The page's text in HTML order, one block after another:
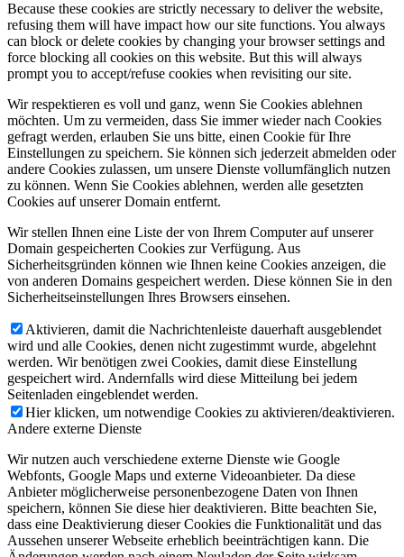
Because these cookies are strictly necessary to deliver the website,
refusing them will have impact how our site functions. You always
can block or delete cookies by changing your browser settings and
force blocking all cookies on this website. But this will always
prompt you to accept/refuse cookies when revisiting our site.
Wir respektieren es voll und ganz, wenn Sie Cookies ablehnen
möchten. Um zu vermeiden, dass Sie immer wieder nach Cookies
gefragt werden, erlauben Sie uns bitte, einen Cookie für Ihre
Einstellungen zu speichern. Sie können sich jederzeit abmelden oder
andere Cookies zulassen, um unsere Dienste vollumfänglich nutzen
zu können. Wenn Sie Cookies ablehnen, werden alle gesetzten
Cookies auf unserer Domain entfernt.
Wir stellen Ihnen eine Liste der von Ihrem Computer auf unserer
Domain gespeicherten Cookies zur Verfügung. Aus
Sicherheitsgründen können wie Ihnen keine Cookies anzeigen, die
von anderen Domains gespeichert werden. Diese können Sie in den
Sicherheitseinstellungen Ihres Browsers einsehen.
Aktivieren, damit die Nachrichtenleiste dauerhaft ausgeblendet
wird und alle Cookies, denen nicht zugestimmt wurde, abgelehnt
werden. Wir benötigen zwei Cookies, damit diese Einstellung
gespeichert wird. Andernfalls wird diese Mitteilung bei jedem
Seitenladen eingeblendet werden.
Hier klicken, um notwendige Cookies zu aktivieren/deaktivieren.
Andere externe Dienste
Wir nutzen auch verschiedene externe Dienste wie Google
Webfonts, Google Maps und externe Videoanbieter. Da diese
Anbieter möglicherweise personenbezogene Daten von Ihnen
speichern, können Sie diese hier deaktivieren. Bitte beachten Sie,
dass eine Deaktivierung dieser Cookies die Funktionalität und das
Aussehen unserer Webseite erheblich beeinträchtigen kann. Die